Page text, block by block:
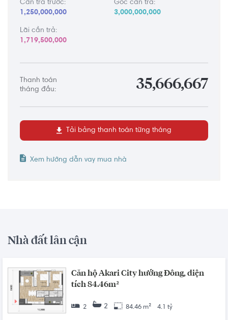
Cần trả trước:
1,250,000,000
Gốc cần trả:
3,000,000,000
Lãi cần trả:
1,719,500,000
Thanh toán
tháng đầu:
35,666,667
Tải bảng thanh toán từng tháng
Xem hướng dẫn vay mua nhà
Nhà đất lân cận
Căn hộ Akari City hướng Đông, diện
tích 84.46m²
2 2 84.46 m² 4.1 tỷ